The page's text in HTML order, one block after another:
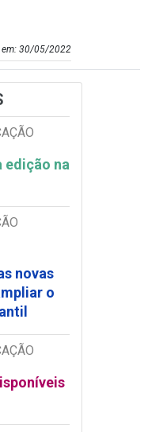
em: 30/05/2022
edição na
novas
o